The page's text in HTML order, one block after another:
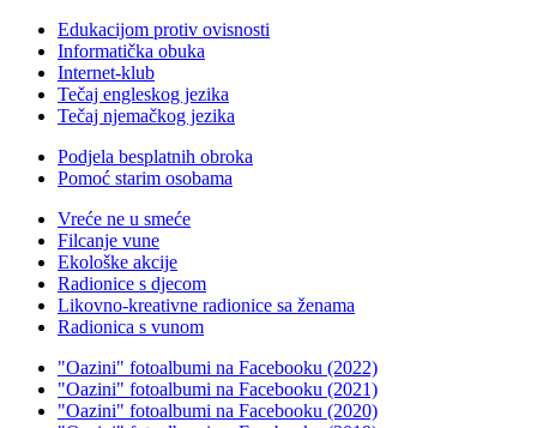
Edukacijom protiv ovisnosti
Informatička obuka
Internet-klub
Tečaj engleskog jezika
Tečaj njemačkog jezika
Podjela besplatnih obroka
Pomoć starim osobama
Vreće ne u smeće
Filcanje vune
Ekološke akcije
Radionice s djecom
Likovno-kreativne radionice sa ženama
Radionica s vunom
"Oazini" fotoalbumi na Facebooku (2022)
"Oazini" fotoalbumi na Facebooku (2021)
"Oazini" fotoalbumi na Facebooku (2020)